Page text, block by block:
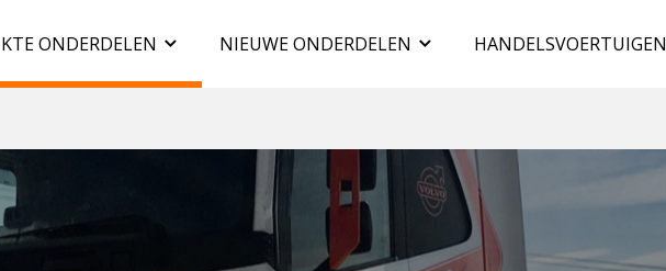
ONDERDELEN NIEUWE ONDERDELEN HANDELSVOERTUIGEN